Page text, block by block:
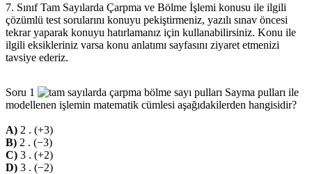
7. Sınıf Tam Sayılarda Çarpma ve Bölme İşlemi konusu ile ilgili
çözümlü test sorularını konuyu pekiştirmeniz, yazılı sınav öncesi
tekrar yaparak konuyu hatırlamanız için kullanabilirsiniz. Konu ile
ilgili eksikleriniz varsa konu anlatımı sayfasını ziyaret etmenizi
tavsiye ederiz.
Soru 1
Sayma pulları ile
modellenen işlemin matematik cümlesi aşağıdakilerden hangisidir?
A) 2 . (+3)
B) 2 . (−3)
C) 3 . (+2)
D) 3 . (−2)